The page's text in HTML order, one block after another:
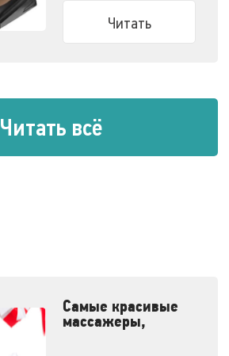
Читать
Читать всё
Самые красивые
массажеры,